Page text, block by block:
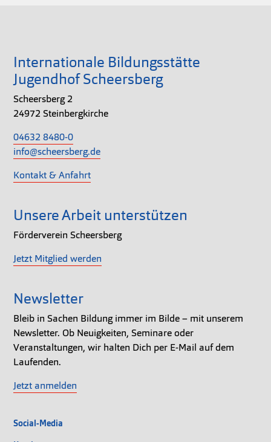
Internationale Bildungsstätte
Jugendhof Scheersberg
Scheersberg 2
24972 Steinbergkirche
04632 8480-0
info@scheersberg.de
Kontakt & Anfahrt
Unsere Arbeit unterstützen
Förderverein Scheersberg
Jetzt Mitglied werden
Newsletter
Bleib in Sachen Bildung immer im Bilde – mit unserem
Newsletter. Ob Neuigkeiten, Seminare oder
Veranstaltungen, wir halten Dich per E-Mail auf dem
Laufenden.
Jetzt anmelden
Social-Media